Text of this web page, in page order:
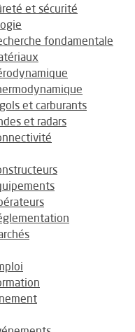
et sécurité
fondamentale
et carburants
et radars